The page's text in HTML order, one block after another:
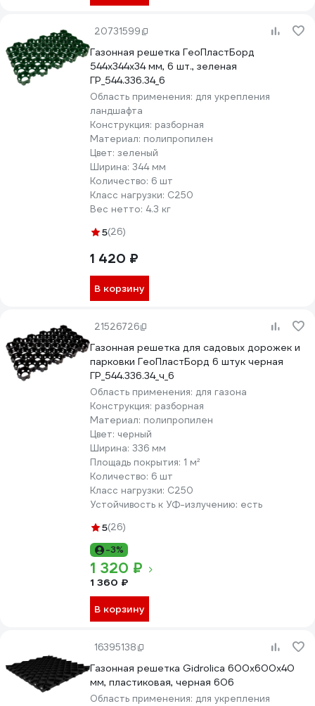
20731599
Газонная решетка ГеоПластБорд
544x344x34 мм, 6 шт., зеленая
ГР_544.336.34_6
Область применения: для укрепления
ландшафта
Конструкция: разборная
Материал: полипропилен
Цвет: зеленый
Ширина: 344 мм
Количество: 6 шт
Класс нагрузки: С250
Вес нетто: 4.3 кг
5(26)
1 420 ₽
В корзину
21526726
Газонная решетка для садовых дорожек и
парковки ГеоПластБорд 6 штук черная
ГР_544.336.34_ч_6
Область применения: для газона
Конструкция: разборная
Материал: полипропилен
Цвет: черный
Ширина: 336 мм
Площадь покрытия: 1 м²
Количество: 6 шт
Класс нагрузки: С250
Устойчивость к УФ-излучению: есть
5(26)
-3%
1 320 ₽
1 360 ₽
В корзину
16395138
Газонная решетка Gidrolica 600х600х40
мм, пластиковая, черная 606
Область применения: для укрепления